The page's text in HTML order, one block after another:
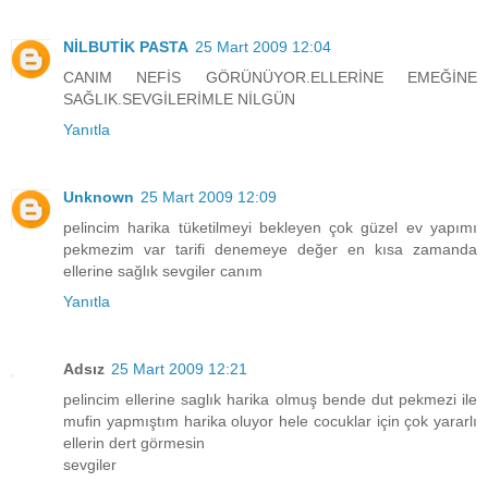
NİLBUTİK PASTA 25 Mart 2009 12:04
CANIM NEFİS GÖRÜNÜYOR.ELLERİNE EMEĞİNE
SAĞLIK.SEVGİLERİMLE NİLGÜN
Yanıtla
Unknown 25 Mart 2009 12:09
pelincim harika tüketilmeyi bekleyen çok güzel ev yapımı
pekmezim var tarifi denemeye değer en kısa zamanda
ellerine sağlık sevgiler canım
Yanıtla
Adsız 25 Mart 2009 12:21
pelincim ellerine saglık harika olmuş bende dut pekmezi ile
mufin yapmıştım harika oluyor hele cocuklar için çok yararlı
ellerin dert görmesin
sevgiler